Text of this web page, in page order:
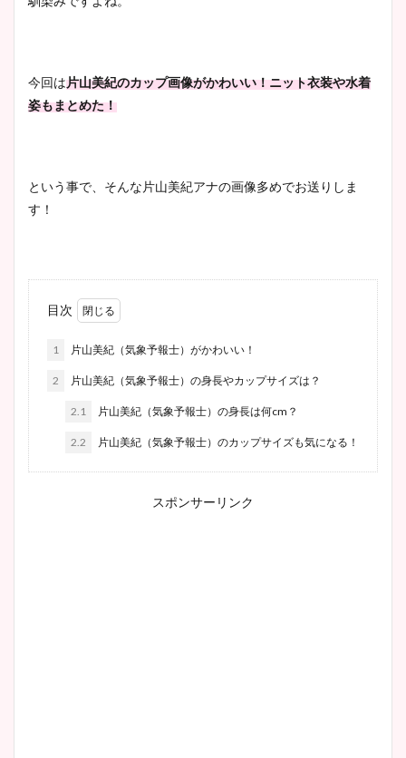
今回は片山美紀のカップ画像がかわいい！ニット衣装や水着
姿もまとめた！
という事で、そんな片山美紀アナの画像多めでお送りしま
す！
目次
1 片山美紀（気象予報士）がかわいい！
2 片山美紀（気象予報士）の身長やカップサイズは？
2.1 片山美紀（気象予報士）の身長は何cm？
2.2 片山美紀（気象予報士）のカップサイズも気になる！
スポンサーリンク